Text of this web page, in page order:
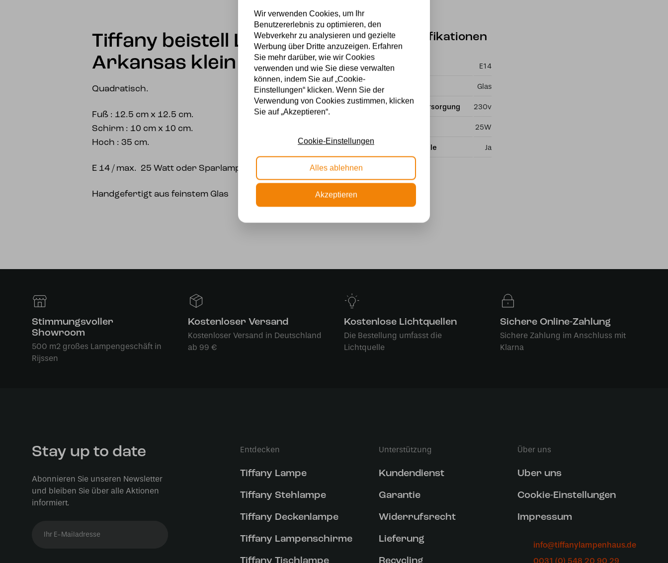
Tiffany beistell Leuchte
Arkansas klein
Quadratisch.
Fuß : 12.5 cm x 12.5 cm.
Schirm : 10 cm x 10 cm.
Hoch : 35 cm.
E 14 / max. 25 Watt oder Sparlampe nach Wahl.
Handgefertigt aus feinstem Glas
Spezifikationen
E14
Glas
Stromversorgung 230v
25W
Lichtquelle Ja
Stimmungsvoller
Showroom
500 m2 großes Lampengeschäft in
Rijssen
Kostenloser Versand
Kostenloser Versand in Deutschland
ab 99 €
Kostenlose Lichtquellen
Die Bestellung umfasst die
Lichtquelle
Sichere Online-Zahlung
Sichere Zahlung im Anschluss mit
Klarna
Stay up to date
Abonnieren Sie unseren Newsletter
und bleiben Sie über alle Aktionen
informiert.
Entdecken
Tiffany Lampe
Tiffany Stehlampe
Tiffany Deckenlampe
Tiffany Lampenschirme
Tiffany Tischlampe
Unterstützung
Kundendienst
Garantie
Widerrufsrecht
Lieferung
Recycling
Über uns
Uber uns
Cookie-Einstellungen
Impressum
info@tiffanylampenhaus.de
0031 (0) 548 20 90 29
Wir verwenden Cookies, um Ihr
Benutzererlebnis zu optimieren, den
Webverkehr zu analysieren und gezielte
Werbung über Dritte anzuzeigen. Erfahren
Sie mehr darüber, wie wir Cookies
verwenden und wie Sie diese verwalten
können, indem Sie auf „Cookie-
Einstellungen“ klicken. Wenn Sie der
Verwendung von Cookies zustimmen, klicken
Sie auf „Akzeptieren“.
Cookie-Einstellungen
Alles ablehnen
Akzeptieren